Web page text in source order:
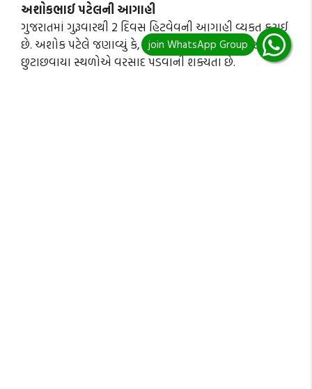
અશોકભાઈ પટેલની આગાહી
ગુજરાતમાં ગુરૂવારથી 2 દિવસ હિટવેવની આગાહી વ્યકત કરાઈ
છે. અશોક પટેલે જણાવ્યું કે, આગામી 2 થી 3 દિવસ રાજ્યના
છુટાછવાયા સ્થળોએ વરસાદ પડવાની શક્યતા છે.